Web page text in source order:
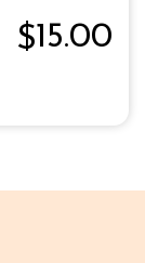
$15.00